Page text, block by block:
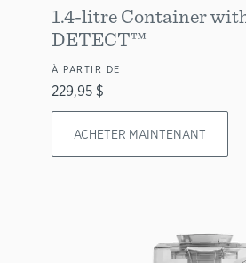
1.4-litre Container
DETECT™
À PARTIR DE
229,95 $
ACHETER MAINTENANT